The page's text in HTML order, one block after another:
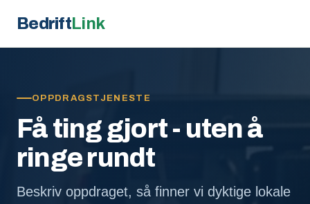
BedriftLink
OPPDRAGSTJENESTE
Få ting gjort - uten å
ringe rundt
Beskriv oppdraget, så finner vi dyktige lokale